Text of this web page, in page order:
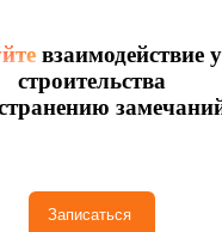
взаимодействие
строительства
Записаться